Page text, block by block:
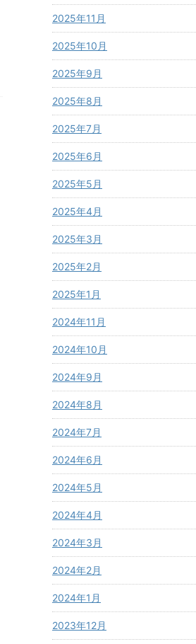
2025年11月
2025年10月
2025年9月
2025年8月
2025年7月
2025年6月
2025年5月
2025年4月
2025年3月
2025年2月
2025年1月
2024年11月
2024年10月
2024年9月
2024年8月
2024年7月
2024年6月
2024年5月
2024年4月
2024年3月
2024年2月
2024年1月
2023年12月